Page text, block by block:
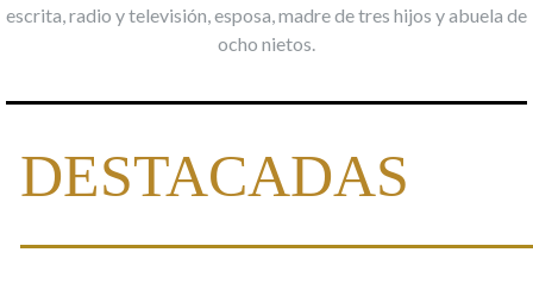
escrita, radio y televisión, esposa, madre de tres hijos y abuela de
ocho nietos.
DESTACADAS